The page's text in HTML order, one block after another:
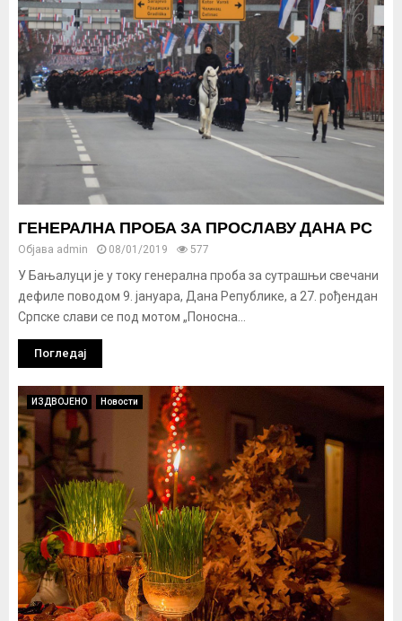
ГЕНЕРАЛНА ПРОБА ЗА ПРОСЛАВУ ДАНА РС
Објава admin 08/01/2019 577
У Бањалуци је у току генерална проба за сутрашњи свечани
дефиле поводом 9. јануара, Дана Републике, а 27. рођендан
Српске слави се под мотом „Поносна...
Погледај
ИЗДВОЈЕНО Новости